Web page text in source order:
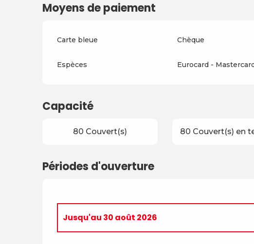
Moyens de paiement
Carte bleue Chèque
Espèces Eurocard -
Capacité
80 Couvert(s) 80 Couvert(s) en
Périodes d'ouverture
Jusqu'au 30 août 2026